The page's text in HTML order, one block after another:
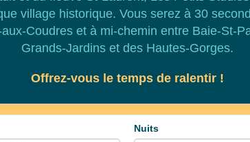
village historique. Vous serez à 30
Coudres et à mi-chemin entre Baie-St-
Grands-Jardins et des Hautes-Gorges.
Offrez-vous le temps de ralentir !
Nuits